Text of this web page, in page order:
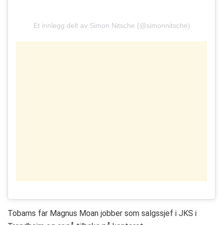
Et innlegg delt av Simon Nitsche (@simonnitsche)
Tobarns far Magnus Moan jobber som salgssjef i JKS i